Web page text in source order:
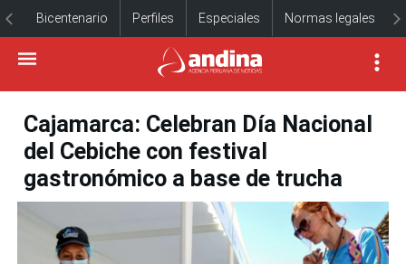
Bicentenario Perfiles Especiales Normas legales
Cajamarca: Celebran Día Nacional
del Cebiche con festival
gastronómico a base de trucha